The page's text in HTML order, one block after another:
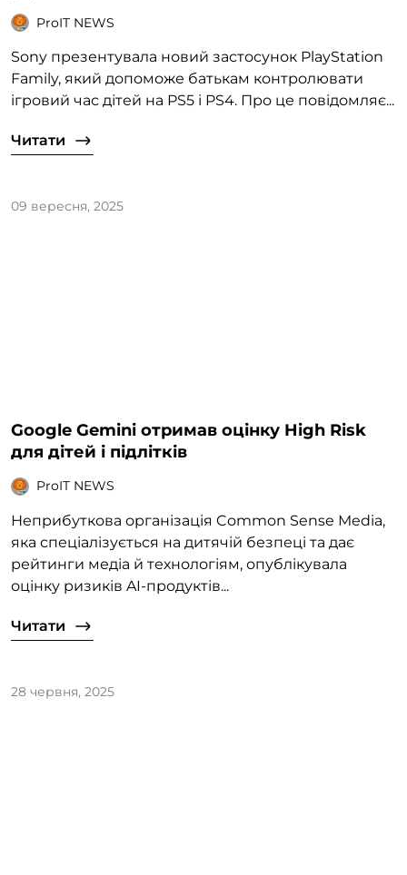
ProIT NEWS
Sony презентувала новий застосунок PlayStation
Family, який допоможе батькам контролювати
ігровий час дітей на PS5 і PS4. Про це повідомляє...
Читати
09 вересня, 2025
Google Gemini отримав оцінку High Risk
для дітей і підлітків
ProIT NEWS
Неприбуткова організація Common Sense Media,
яка спеціалізується на дитячій безпеці та дає
рейтинги медіа й технологіям, опублікувала
оцінку ризиків AI-продуктів...
Читати
28 червня, 2025